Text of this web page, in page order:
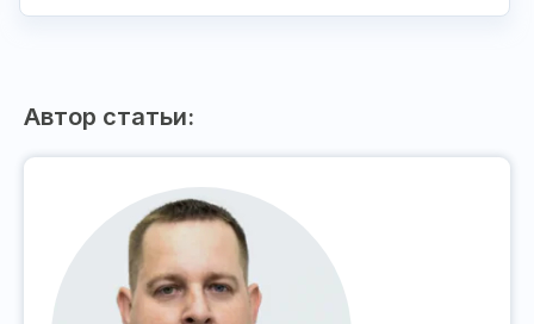
Автор статьи: